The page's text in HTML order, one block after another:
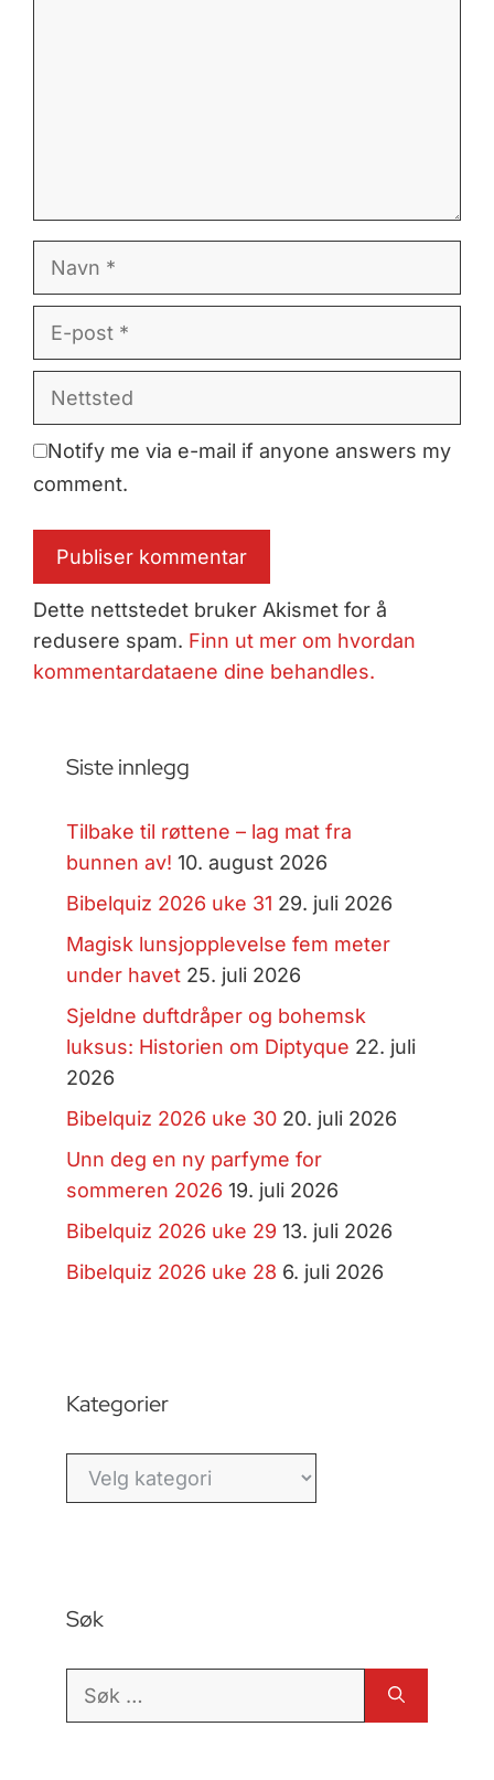
post
Notify me via e-mail if anyone answers my
comment.
Dette nettstedet bruker Akismet for å
redusere spam. Finn ut mer om hvordan
kommentardataene dine behandles.
Siste innlegg
Tilbake til røttene – lag mat fra
bunnen av! 10. august 2026
Bibelquiz 2026 uke 31 29. juli 2026
Magisk lunsjopplevelse fem meter
under havet 25. juli 2026
Sjeldne duftdråper og bohemsk
luksus: Historien om Diptyque 22. juli
2026
Bibelquiz 2026 uke 30 20. juli 2026
Unn deg en ny parfyme for
sommeren 2026 19. juli 2026
Bibelquiz 2026 uke 29 13. juli 2026
Bibelquiz 2026 uke 28 6. juli 2026
Kategorier
Kategorier
Søk
Søk